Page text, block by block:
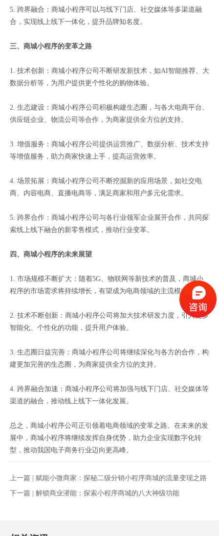
5. 跨界融合：商城小程序可以与线下门店、社交媒体等多渠道融
合，实现线上线下一体化，提升品牌知名度。
三、商城小程序的变革之路
1. 技术创新：商城小程序公司不断研发新技术，如AI智能推荐、大
数据分析等，为用户提供更个性化的购物体验。
2. 生态建设：商城小程序公司积极构建生态圈，与各大电商平台、
供应链企业、物流公司等合作，为商家提供全方位的支持。
3. 增值服务：商城小程序公司提供运营推广、数据分析、技术支持
等增值服务，助力商家快速上手，提高运营效率。
4. 场景拓展：商城小程序公司不断挖掘新的应用场景，如社交电
商、内容电商、直播电商等，满足商家和用户多元化需求。
5. 跨界合作：商城小程序公司与各行业领军企业展开合作，共同探
索线上线下融合的新零售模式，推动行业变革。
四、商城小程序的未来展望
1. 市场规模不断扩大：随着5G、物联网等新技术的普及，商城小
程序的市场需求将持续增长，有望成为电商领域的主流模式。
2. 技术不断创新：商城小程序公司将加大技术研发力度，引入更多
智能化、个性化的功能，提升用户体验。
3. 生态圈日益完善：商城小程序公司将继续深化与各方的合作，构
建更加完善的生态圈，为商家提供全方位的支持。
4. 跨界融合加速：商城小程序公司将加强与线下门店、社交媒体等
渠道的融合，推动线上线下一体化发展。
总之，商城小程序公司正引领着电商领域的变革之路。在未来的发
展中，商城小程序将继续发挥自身优势，助力企业实现数字化转
型，推动我国电子商务行业迈向更高峰。
上一篇 | 赋能小微商家：探秘二级分销小程序商城的流量变现之路
下一篇 | 解锁商业潜能：探索小程序商城的八大神级功能